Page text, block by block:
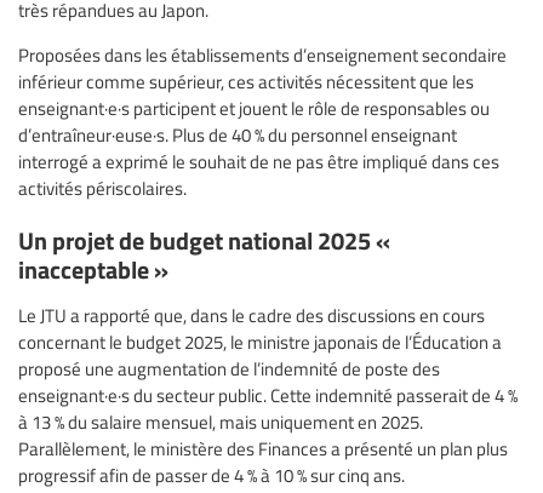
très répandues au Japon.
Proposées dans les établissements d’enseignement secondaire
inférieur comme supérieur, ces activités nécessitent que les
enseignant·e·s participent et jouent le rôle de responsables ou
d’entraîneur·euse·s. Plus de 40 % du personnel enseignant
interrogé a exprimé le souhait de ne pas être impliqué dans ces
activités périscolaires.
Un projet de budget national 2025 «
inacceptable »
Le JTU a rapporté que, dans le cadre des discussions en cours
concernant le budget 2025, le ministre japonais de l’Éducation a
proposé une augmentation de l’indemnité de poste des
enseignant·e·s du secteur public. Cette indemnité passerait de 4 %
à 13 % du salaire mensuel, mais uniquement en 2025.
Parallèlement, le ministère des Finances a présenté un plan plus
progressif afin de passer de 4 % à 10 % sur cinq ans.